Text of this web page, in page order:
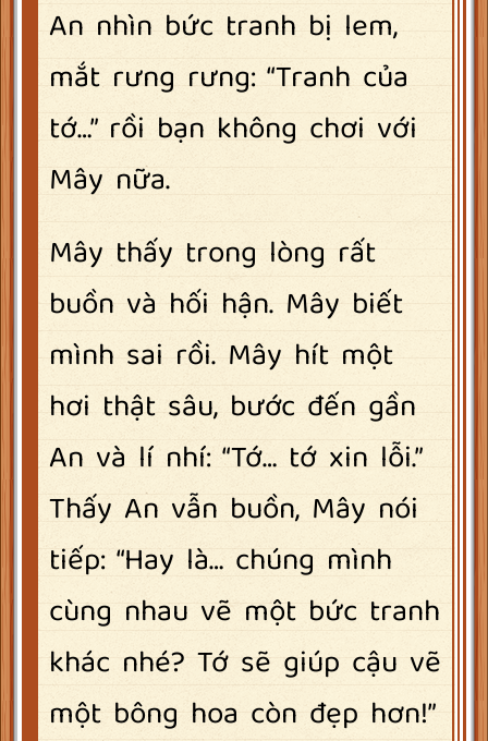
An nhìn bức tranh bị lem,
mắt rưng rưng: “Tranh của
tớ…” rồi bạn không chơi với
Mây nữa.
Mây thấy trong lòng rất
buồn và hối hận. Mây biết
mình sai rồi. Mây hít một
hơi thật sâu, bước đến gần
An và lí nhí: “Tớ… tớ xin lỗi.”
Thấy An vẫn buồn, Mây nói
tiếp: “Hay là… chúng mình
cùng nhau vẽ một bức tranh
khác nhé? Tớ sẽ giúp cậu vẽ
một bông hoa còn đẹp hơn!”